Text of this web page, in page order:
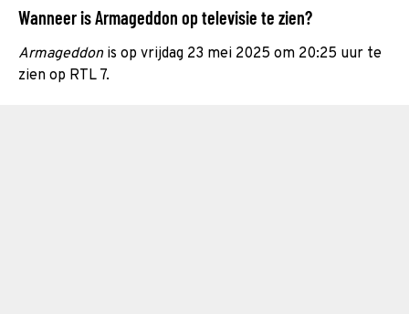
Wanneer is Armageddon op televisie te zien?
Armageddonis op vrijdag 23 mei 2025 om 20:25 uur te
zien op RTL 7.